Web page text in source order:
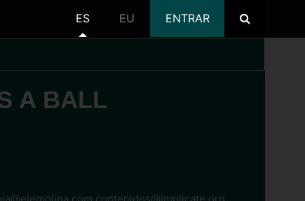
ES EU ENTRAR
A BALL